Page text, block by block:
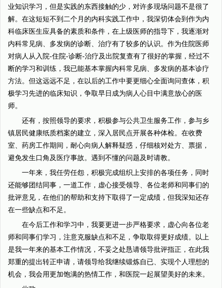
业知识学习，但是实践的东西接触的少，对许多现场问题不是很了
解。在这短短不到二个月的内科实践工作中，我深切体会到作为内
科临床医生应具备的素质和条件，在上级医师的指导下，我逐渐对
内科常见病、多发病的诊断、治疗有了较多的认识。作为住院医师
对病人从入院-住院-诊断-治疗及出院复查有了很好的掌握，经过不
断的学习和训练，我已能基本掌握内科常见病、多发病的基本诊疗
方法。但这远远不足，在以后的工作中要更细心全面询问查体，积
极学习先进的临床知识，争取早日成为病人心目中满意放心的医
师。
还有，按照领导的要求，积极参与公共卫生服务工作，参与乡
镇居民健康纸质档案的建立，深入居民点开展各种体检。在收费
室、药房工作期间，耐心向病人解释疑惑，仔细核对处方、票据，
避免发生口角及医疗事故。遇到不懂的问题及时请教。
一年来，我任劳任怨，积极完成组织上安排的各项任务，同时
还能够团结同事，一道工作，虚心接受领导、各位老师和同事们的
批评意见，在他们的帮助和支持下取得了一定成绩，但我深知还存
在一些缺点和不足。
在今后工作和学习中，我要更进一步严格要求，虚心向各位老
师和同事们学习，注意克服缺点和不足，争取取得更好成绩。以上
是我一年来的基本工作情况，不妥之处恳请领导批评指正，在此我
郑重的提出转正申请，请领导给我继续锻炼自已、实现个人理想的
机会，我会用更加饱满的热情工作，和医院一起展望美好的未来。